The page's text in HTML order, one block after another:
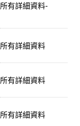
所有詳細資料-
所有詳細資料
所有詳細資料
所有詳細資料